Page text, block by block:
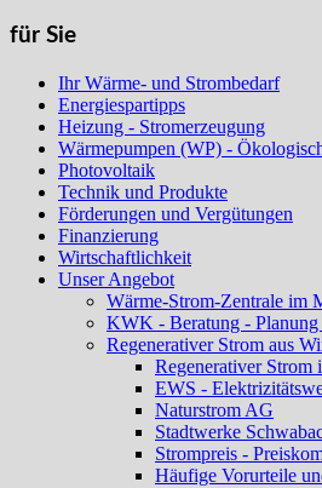
für Sie
Ihr Wärme- und Strombedarf
Energiespartipps
Heizung - Stromerzeugung
Wärmepumpen (WP) -
Photovoltaik
Technik und Produkte
Förderungen und Vergütungen
Finanzierung
Wirtschaftlichkeit
Unser Angebot
Wärme-Strom-Zentrale im
KWK - Beratung -
Regenerativer Strom aus
Regenerativer Strom
EWS -
Naturstrom AG
Stadtwerke
Strompreis -
Häufige Vorurteile